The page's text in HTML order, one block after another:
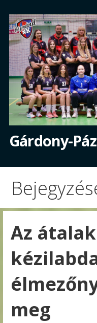
content
Gárdony-
Az
meg